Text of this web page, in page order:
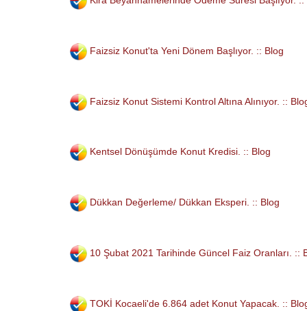
Faizsiz Konut'ta Yeni Dönem Başlıyor. :: Blog
Faizsiz Konut Sistemi Kontrol Altına Alınıyor. ::
Kentsel Dönüşümde Konut Kredisi. :: Blog
Dükkan Değerleme/ Dükkan Eksperi. :: Blog
10 Şubat 2021 Tarihinde Güncel Faiz Oranları. ::
TOKİ Kocaeli'de 6.864 adet Konut Yapacak. ::